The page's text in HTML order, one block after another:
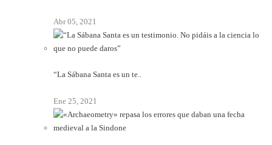
Abr 05, 2021
“La Sábana Santa es un te..
Ene 25, 2021